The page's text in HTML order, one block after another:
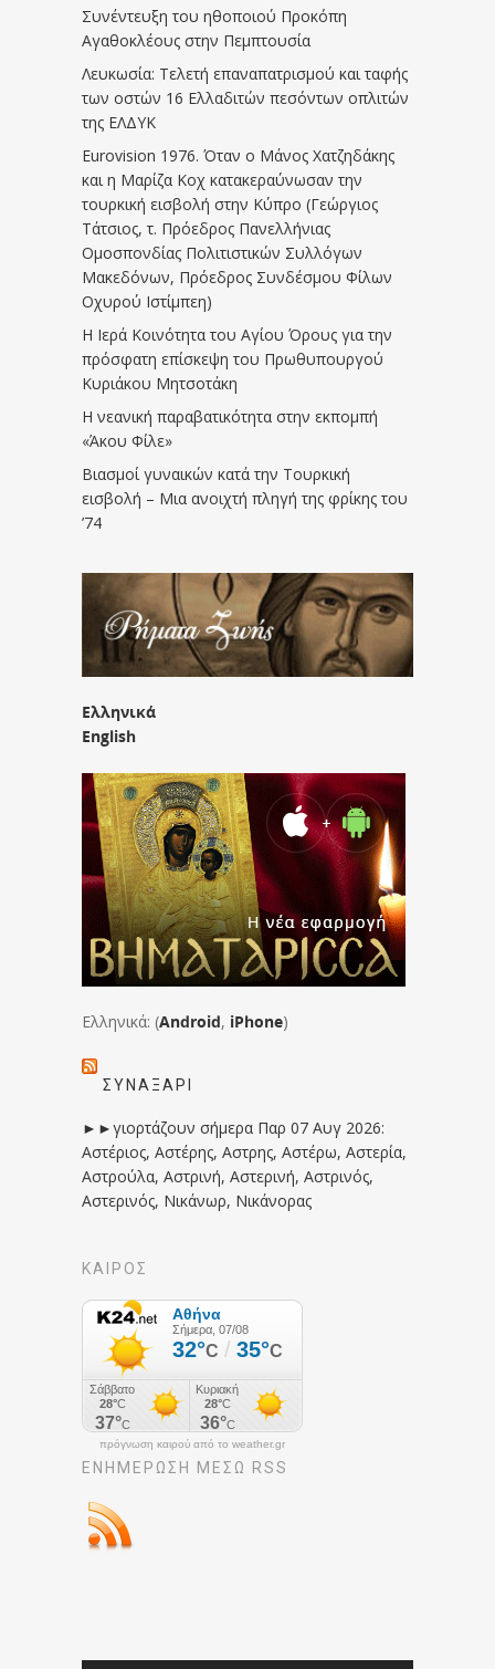
Συνέντευξη του ηθοποιού Προκόπη
Αγαθοκλέους στην Πεμπτουσία
Λευκωσία: Τελετή επαναπατρισμού και ταφής
των οστών 16 Ελλαδιτών πεσόντων οπλιτών
της ΕΛΔΥΚ
Eurovision 1976. Όταν ο Μάνος Χατζηδάκης
και η Μαρίζα Κοχ κατακεραύνωσαν την
τουρκική εισβολή στην Κύπρο (Γεώργιος
Τάτσιος, τ. Πρόεδρος Πανελλήνιας
Ομοσπονδίας Πολιτιστικών Συλλόγων
Μακεδόνων, Πρόεδρος Συνδέσμου Φίλων
Οχυρού Ιστίμπεη)
Η Ιερά Κοινότητα του Αγίου Όρους για την
πρόσφατη επίσκεψη του Πρωθυπουργού
Κυριάκου Μητσοτάκη
Η νεανική παραβατικότητα στην εκπομπή
«Άκου Φίλε»
Βιασμοί γυναικών κατά την Τουρκική
εισβολή – Μια ανοιχτή πληγή της φρίκης του
’74
Ελληνικά
English
Ελληνικά: (Android, iPhone)
ΣΥΝΑΞΆΡΙ
►►γιορτάζουν σήμερα Παρ 07 Αυγ 2026:
Αστέριος, Αστέρης, Αστρης, Αστέρω, Αστερία,
Αστρούλα, Αστρινή, Αστερινή, Αστρινός,
Αστερινός, Νικάνωρ, Νικάνορας
ΚΑΙΡΟΣ
πρόγνωση καιρού από το weather.gr
ΕΝΗΜΈΡΩΣΉ ΜΕΣΩ RSS